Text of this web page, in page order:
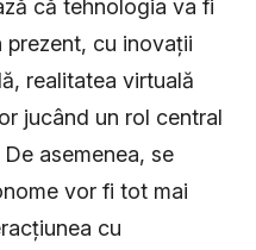
că tehnologia va fi
prezent, cu inovații
realitatea virtuală
jucând un rol central
asemenea, se
vor fi tot mai
cu